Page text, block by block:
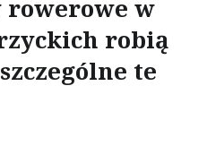
w
robią
te